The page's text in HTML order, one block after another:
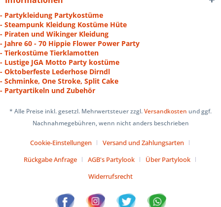
- Partykleidung Partykostüme
- Steampunk Kleidung Kostüme Hüte
- Piraten und Wikinger Kleidung
- Jahre 60 - 70 Hippie Flower Power Party
- Tierkostüme Tierklamotten
- Lustige JGA Motto Party kostüme
- Oktoberfeste Lederhose Dirndl
- Schminke, One Stroke, Split Cake
- Partyartikeln und Zubehör
* Alle Preise inkl. gesetzl. Mehrwertsteuer zzgl.Versandkosten und ggf.
Nachnahmegebühren, wenn nicht anders beschrieben
Cookie-Einstellungen
Versand und Zahlungsarten
Rückgabe Anfrage
AGB's Partylook
Über Partylook
Widerrufsrecht